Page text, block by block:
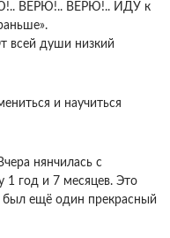
ВЕРЮ!.. ВЕРЮ!.. ИДУ к
всей души низкий
и научиться
нянчилась с
год и 7 месяцев. Это
был ещё один прекрасный